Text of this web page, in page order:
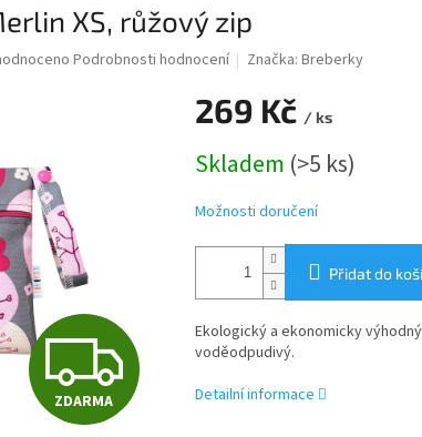
XS, růžový zip
Podrobnosti hodnocení Značka:Breberky
Z
ZDARMA
269 Kč / ks
cena:
Skladem (>5 ks)
Možnosti doručení
Přidat do
Ekologický a ekonomicky
voděodpudivý.
Detailní informace